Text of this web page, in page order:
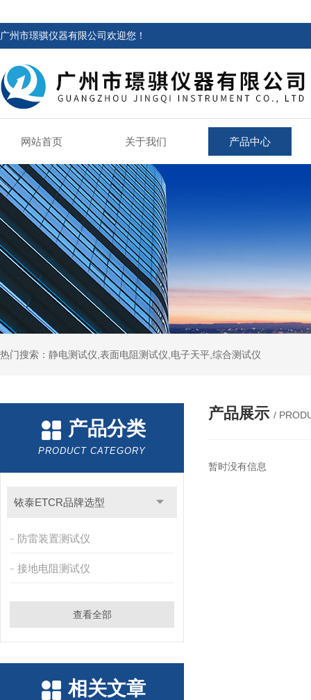
广州市璟骐仪器有限公司欢迎您！
网站首页 关于我们 产品中心
热门搜索：静电测试仪,表面电阻测试仪,电子天平,综合测试仪
产品分类
PRODUCT CATEGORY
铱泰ETCR品牌选型
防雷装置测试仪
接地电阻测试仪
查看全部
相关文章
产品展示 /
暂时没有信息